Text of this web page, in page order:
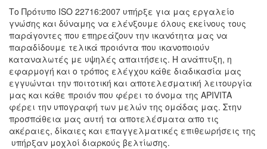
Το Πρότυπο ISO 22716:2007 υπήρξε για μας εργαλείο
γνώσης και δύναμης να ελένξουμε όλους εκείνους τους
παράγοντες που επηρεάζουν την ικανότητα μας να
παραδίδουμε τελικά προιόντα που ικανοποιούν
καταναλωτές με υψηλές απαιτήσεις. Η ανάπτυξη, η
εφαρμογή και ο τρόπος ελέγχου κάθε διαδικασία μας
εγγυώνται την ποιτοτική και αποτελεσματική λειτουργία
μας και κάθε προιόν που φέρει το όνομα της APIVITA
φέρει την υπογραφή των μελών της ομάδας μας. Στην
προσπάθεια μας αυτή τα αποτελέσματα απο τις
ακέραιες, δίκαιες και επαγγελματικές επιθεωρήσεις της
υπήρξαν μοχλοί διαρκούς βελτίωσης.